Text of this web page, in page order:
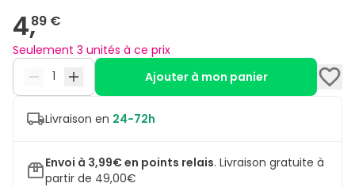
4,89 €
Seulement 3 unités à ce prix
Ajouter à mon panier
Livraison en 24-72h
Envoi à 3,99€ en points relais. Livraison gratuite à
partir de 49,00€